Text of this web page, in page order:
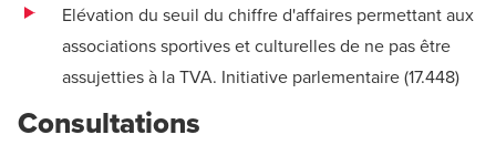
Elévation du seuil du chiffre d'affaires permettant aux
associations sportives et culturelles de ne pas être
assujetties à la TVA. Initiative parlementaire (17.448)
Consultations